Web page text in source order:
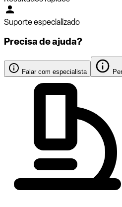
Suporte especializado
Precisa de ajuda?
Falar com especialista